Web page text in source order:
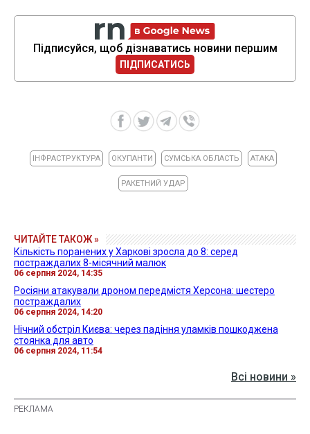
Підписуйся, щоб дізнаватись новини першим
ПІДПИСАТИСЬ
ІНФРАСТРУКТУРА ОКУПАНТИ СУМСЬКА ОБЛАСТЬ АТАКА
РАКЕТНИЙ УДАР
ЧИТАЙТЕ ТАКОЖ »
Кількість поранених у Харкові зросла до 8: серед
постраждалих 8-місячний малюк
06 серпня 2024, 14:35
Росіяни атакували дроном передмістя Херсона: шестеро
постраждалих
06 серпня 2024, 14:20
Нічний обстріл Києва: через падіння уламків пошкоджена
стоянка для авто
06 серпня 2024, 11:54
Всі новини »